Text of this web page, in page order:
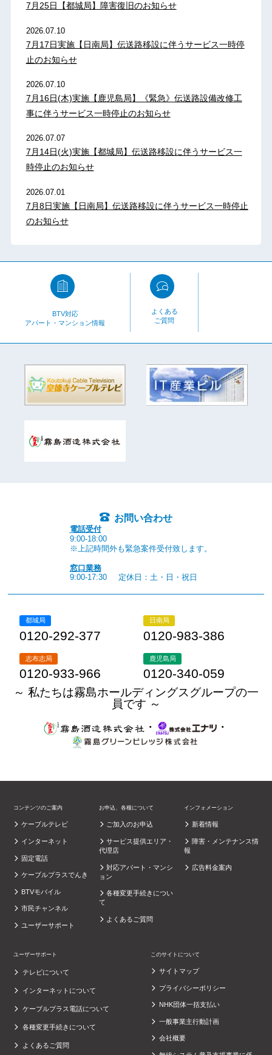
7月25日【都城局】障害復旧のお知らせ
2026.07.10
7月17日実施【日南局】伝送路移設に伴うサービス一時停
止のお知らせ
2026.07.10
7月16日(木)実施【鹿児島局】《緊急》伝送路設備改修工
事に伴うサービス一時停止のお知らせ
2026.07.07
7月14日(火)実施【都城局】伝送路移設に伴うサービス一
時停止のお知らせ
2026.07.01
7月8日実施【日南局】伝送路移設に伴うサービス一時停止
のお知らせ
BTV対応
アパート・マンション情報
よくある
ご質問
お問い合わせ
電話受付
9:00-18:00
※上記時間外も緊急案件受付致します。
窓口業務
9:00-17:30
定休日：土・日・祝日
都城局
0120-292-377
日南局
0120-983-386
志布志局
0120-933-966
鹿児島局
0120-340-059
～ 私たちは霧島ホールディングスグループの一
員です ～
・
・
コンテンツのご案内
ケーブルテレビ
インターネット
固定電話
ケーブルプラスでんき
BTVモバイル
市民チャンネル
ユーザーサポート
お申込、各種について
ご加入のお申込
サービス提供エリア・
代理店
対応アパート・マンシ
ョン
各種変更手続きについ
て
よくあるご質問
インフォメーション
新着情報
障害・メンテナンス情
報
広告料金案内
ユーザーサポート
テレビについて
インターネットについて
ケーブルプラス電話について
各種変更手続きについて
よくあるご質問
このサイトについて
サイトマップ
プライバシーポリシー
NHK団体一括支払い
一般事業主行動計画
会社概要